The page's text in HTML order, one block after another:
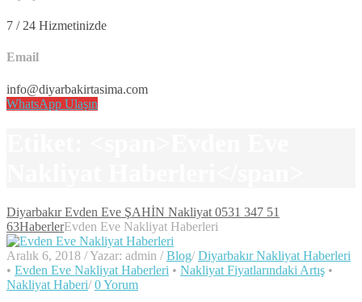
7 / 24 Hizmetinizde
Email
info@diyarbakirtasima.com
WhatsApp Ulaşın
Diyarbakır Evden Eve ŞAHİN Nakliyat 0531 347 51
63HaberlerEvden Eve Nakliyat Haberleri
Aralık 6, 2018 /Yazar: admin / Blog/ Diyarbakır Nakliyat Haberleri
• Evden Eve Nakliyat Haberleri • Nakliyat Fiyatlarındaki Artış •
Nakliyat Haberi/ 0 Yorum